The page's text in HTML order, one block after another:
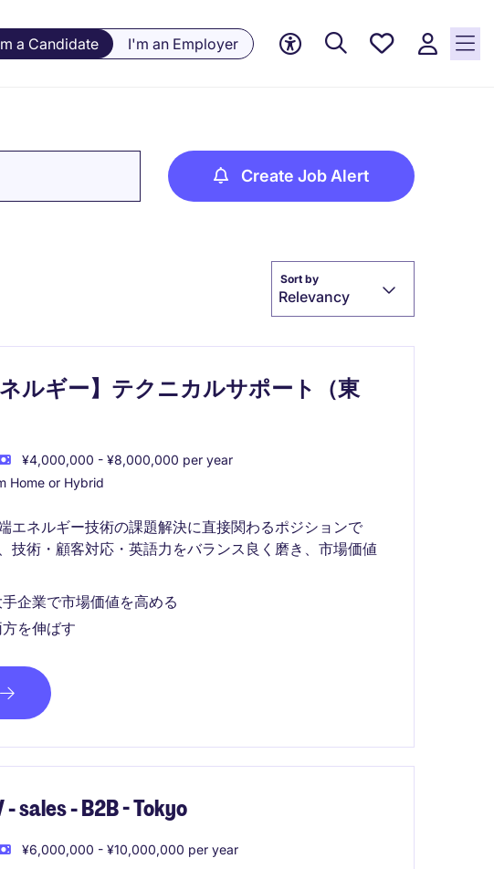
a Candidate I'm an Employer
Saved
Create Job Alert
Sort by
Relevancy
ネルギー】テクニカルサポート（東
¥4,000,000 - ¥8,000,000 per year
Home or Hybrid
エネルギー技術の課題解決に直接関わるポジションで
技術・顧客対応・英語力をバランス良く磨き、市場価値
企業で市場価値を高める
を伸ばす
sales - B2B - Tokyo
¥6,000,000 - ¥10,000,000 per year